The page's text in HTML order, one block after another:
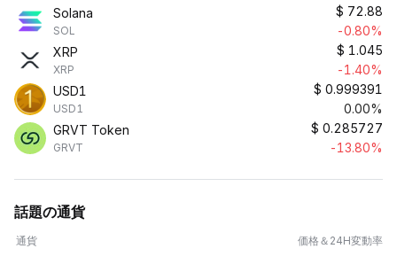
Solana
SOL
$ 72.88
-0.80%
XRP
XRP
$ 1.045
-1.40%
USD1
USD1
$ 0.999391
0.00%
GRVT Token
GRVT
$ 0.285727
-13.80%
話題の通貨
通貨 価格＆24H変動率